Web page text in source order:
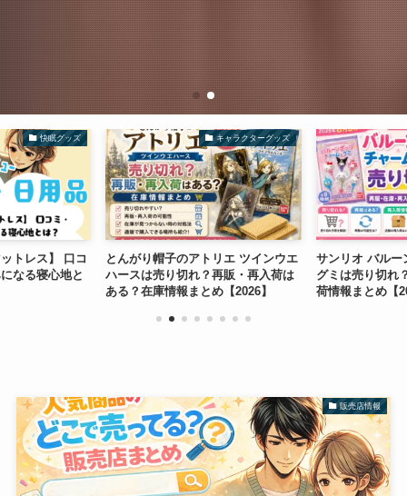
キャラクターグッズ
とんがり帽子のアトリエ ツインウエ
ハースは売り切れ？再販・再入荷は
ある？在庫情報まとめ【2026】
キャラクターグッズ
サンリオ バルーンポップチャーム
グミは売り切れ？再販・在庫・再
荷情報まとめ【2026】
販売店情報